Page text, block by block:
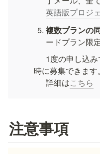
複数プランの
ードプラン限定
時に募集できます。
      詳細は
こちら
注意事項